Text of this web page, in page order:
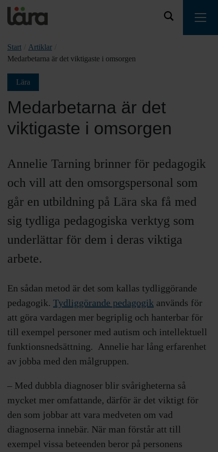
Start Artiklar
Medarbetarna är det viktigaste i omsorgen
Lära
Medarbetarna är det
viktigaste i omsorgen
Annelie Tarning brinner för pedagogik
och vill att den omsorgspersonal som
går en utbildning på Lära ska få med
sig tydliga pedagogiska verktyg som
underlättar för dem i deras viktiga
arbete.
En sådan metod är det som kallas tydliggörande
pedagogik. Tydliggörande pedagogik används för
att göra vardagen mer begriplig och hanterbar för
till exempel personer med autism och intellektuell
funktionsnedsättning. Annelie har lång erfarenhet
av jobba med den målgruppen.
– Med dubbla diagnoser blir svårigheterna så
mycket mer omfattande, därför är det viktigt för
den som jobbar att vara medveten om vad
diagnoserna innebär. När man förstår att till
exempel vissa beteenden beror på personens